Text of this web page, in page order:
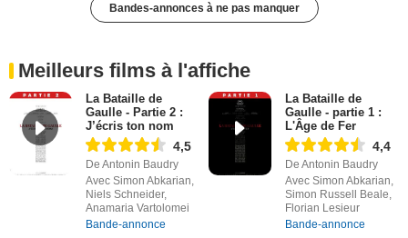
Bandes-annonces à ne pas manquer
Meilleurs films à l'affiche
La Bataille de
Gaulle - Partie 2 :
J’écris ton nom
4,5
De Antonin Baudry
Avec Simon Abkarian,
Niels Schneider,
Anamaria Vartolomei
Bande-annonce
La Bataille de
Gaulle - partie 1 :
L'Âge de Fer
4,4
De Antonin Baudry
Avec Simon Abkarian,
Simon Russell Beale,
Florian Lesieur
Bande-annonce